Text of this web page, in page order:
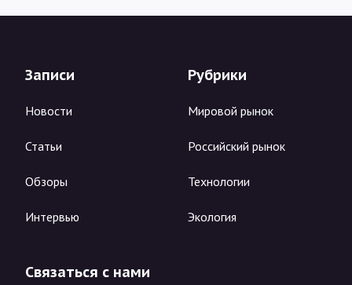
Записи
Новости
Статьи
Обзоры
Интервью
Рубрики
Мировой рынок
Российский рынок
Технологии
Экология
Связаться с нами